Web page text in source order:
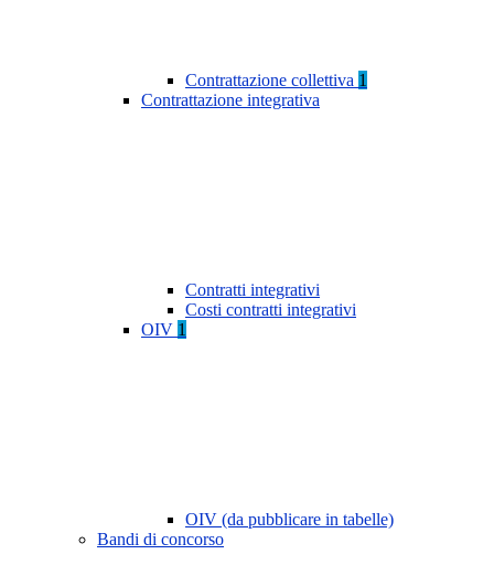
Contrattazione collettiva 1
Contrattazione integrativa
Contratti integrativi
Costi contratti integrativi
OIV 1
OIV (da pubblicare in tabelle)
Bandi di concorso